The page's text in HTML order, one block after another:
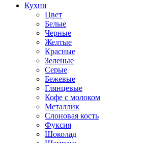
Кухни
Цвет
Белые
Черные
Желтые
Красные
Зеленые
Серые
Бежевые
Глянцевые
Кофе с молоком
Металлик
Слоновая кость
Фуксия
Шоколад